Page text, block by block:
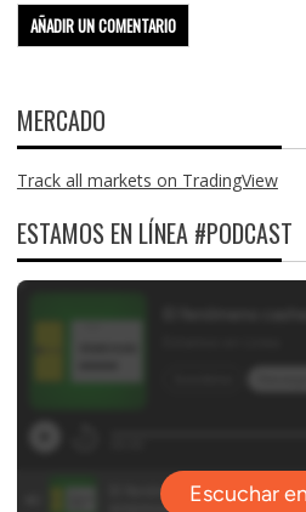
MERCADO
Track all markets on TradingView
ESTAMOS EN LÍNEA #PODCAST